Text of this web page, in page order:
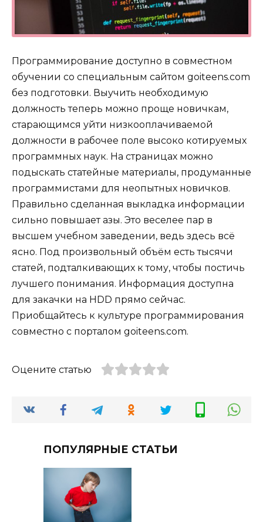
Программирование доступно в совместном
обучении со специальным сайтом goiteens.com
без подготовки. Выучить необходимую
должность теперь можно проще новичкам,
старающимся уйти низкооплачиваемой
должности в рабочее поле высоко котируемых
программных наук. На страницах можно
подыскать статейные материалы, продуманные
программистами для неопытных новичков.
Правильно сделанная выкладка информации
сильно повышает азы. Это веселее пар в
высшем учебном заведении, ведь здесь всё
ясно. Под произвольный объём есть тысячи
статей, подталкивающих к тому, чтобы постичь
лучшего понимания. Информация доступна
для закачки на HDD прямо сейчас.
Приобщайтесь к культуре программирования
совместно с порталом goiteens.com.
Оцените статью
ПОПУЛЯРНЫЕ СТАТЬИ